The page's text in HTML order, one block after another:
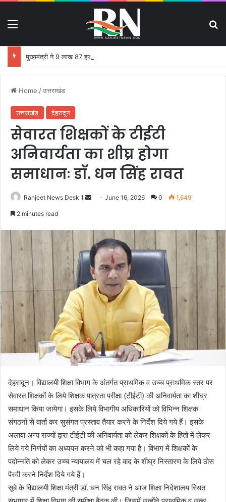
Home /उत्तराखंड
उत्तराखंड देहरादून
सेवारत शिक्षकों के टीईटी
अनिवार्यता का शीघ्र होगा
समाधानः डाॅ. धन सिंह रावत
Ranjeet News Desk 1
a
n
e
m
a
June 16, 2026 0 1,649
2 minutes read
देहरादून। विद्यालयी शिक्षा विभाग के अंतर्गत प्राथमिक व उच्च प्राथमिक स्तर पर
सेवारत शिक्षकों के लिये शिक्षक पात्रता परीक्षा (टीईटी) की अनिवार्यता का शीघ्र
समाधान किया जायेगा। इसके लिये विभागीय अधिकारियों को विभिन्न शिक्षक
संगठनों से वार्ता कर सुसंगत प्रस्ताव तैयार करने के निर्देश दिये गये हैं। इसके
अलावा अन्य राज्यों द्वारा टीईटी की अनिवार्यता को लेकर शिक्षकों के हितों में लेकर
लिये गये निर्णयों का अध्ययन करने को भी कहा गया है। विभाग में शिक्षकों के
पदोन्नति को लेकर उच्च न्यायालय में चल रहे वाद के शीघ्र निस्तारण के लिये ठोस
पैरवी करने निर्देश दिये गये हैं।
सूबे के विद्यालयी शिक्षा मंत्री डाॅ. धन सिंह रावत ने आज शिक्षा निदेशालय स्थित